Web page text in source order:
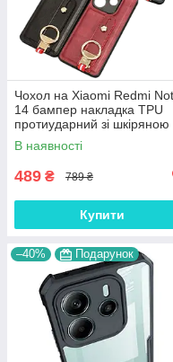
Чохол на Xiaomi Redmi
14 бампер накладка TPU
протиударний зі шкіряною
вставкою "LEATHERES"
В наявності
489 ₴ 789 ₴
Купити
–40% Подарунок